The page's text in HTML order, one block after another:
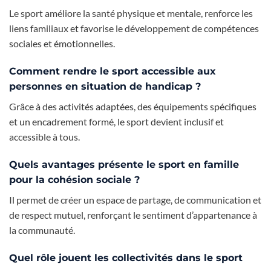
Le sport améliore la santé physique et mentale, renforce les
liens familiaux et favorise le développement de compétences
sociales et émotionnelles.
Comment rendre le sport accessible aux
personnes en situation de handicap ?
Grâce à des activités adaptées, des équipements spécifiques
et un encadrement formé, le sport devient inclusif et
accessible à tous.
Quels avantages présente le sport en famille
pour la cohésion sociale ?
Il permet de créer un espace de partage, de communication et
de respect mutuel, renforçant le sentiment d’appartenance à
la communauté.
Quel rôle jouent les collectivités dans le sport